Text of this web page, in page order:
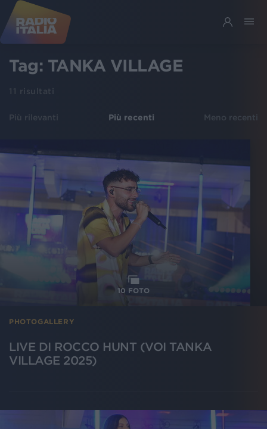
Tag: TANKA VILLAGE
11 risultati
Più rilevanti Più recenti Meno recenti
PHOTOGALLERY
LIVE DI ROCCO HUNT (VOI TANKA
VILLAGE 2025)
10 FOTO